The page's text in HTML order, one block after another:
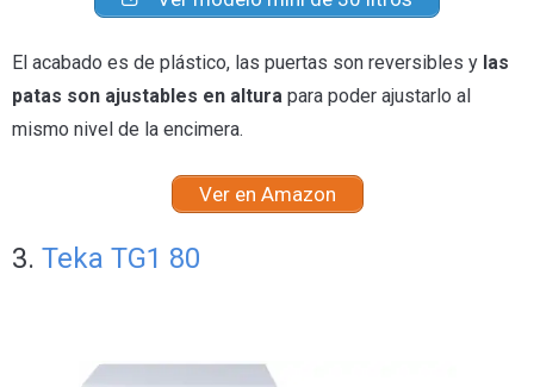
El acabado es de plástico, las puertas son reversibles y las
patas son ajustables en altura para poder ajustarlo al
mismo nivel de la encimera.
Ver en Amazon
3. Teka TG1 80